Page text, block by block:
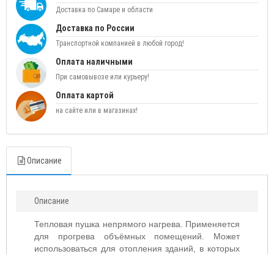
Доставка по Самаре и области
Доставка по России
Транспортной компанией в любой город!
Оплата наличными
При самовывозе или курьеру!
Оплата картой
на сайте или в магазинах!
Описание
Описание
Тепловая пушка непрямого нагрева. Применяется
для прогрева объёмных помещений. Может
использоваться для отопления зданий, в которых